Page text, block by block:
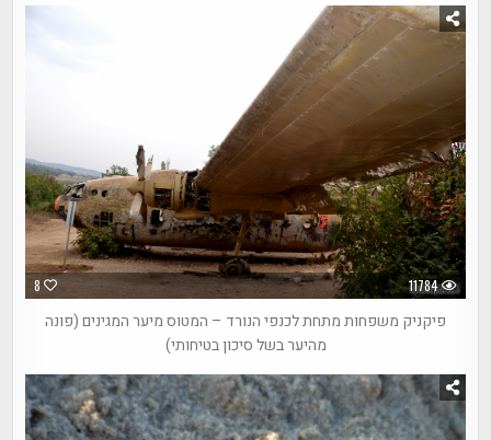
8 11784
פיקניק משפחות מתחת לכנפי הנורד – המטוס מיער המגינים (פונה
מהיער בשל סיכון בטיחותי)